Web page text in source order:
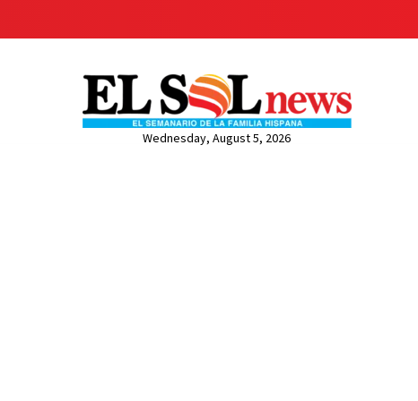
Wednesday, August 5, 2026